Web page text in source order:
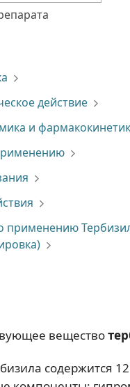
действие
и
применению
вещество
содержится